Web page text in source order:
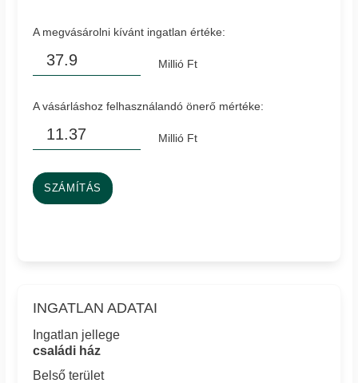
A megvásárolni kívánt ingatlan értéke:
Millió Ft
A vásárláshoz felhasználandó önerő mértéke:
Millió Ft
SZÁMÍTÁS
INGATLAN ADATAI
Ingatlan jellege
családi ház
Belső terület